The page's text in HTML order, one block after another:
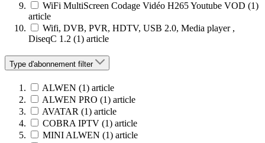
WiFi MultiScreen Codage Vidéo H265 Youtube VOD (1)
article
Wifi, DVB, PVR, HDTV, USB 2.0, Media player ,
DiseqC 1.2 (1) article
Type d'abonnement filter
ALWEN (1) article
ALWEN PRO (1) article
AVATAR (1) article
COBRA IPTV (1) article
MINI ALWEN (1) article